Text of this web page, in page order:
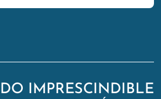
IMPRESCINDIBLE